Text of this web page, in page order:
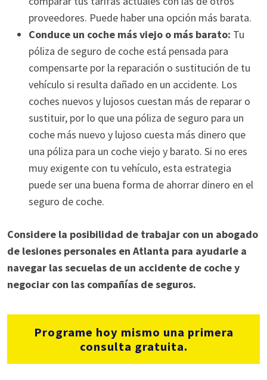
proveedores. Puede haber una opción más barata.
Conduce un coche más viejo o más barato: Tu
póliza de seguro de coche está pensada para
compensarte por la reparación o sustitución de tu
vehículo si resulta dañado en un accidente. Los
coches nuevos y lujosos cuestan más de reparar o
sustituir, por lo que una póliza de seguro para un
coche más nuevo y lujoso cuesta más dinero que
una póliza para un coche viejo y barato. Si no eres
muy exigente con tu vehículo, esta estrategia
puede ser una buena forma de ahorrar dinero en el
seguro de coche.
Considere la posibilidad de trabajar con un abogado
de lesiones personales en Atlanta para ayudarle a
navegar las secuelas de un accidente de coche y
negociar con las compañías de seguros.
Programe hoy mismo una primera
consulta gratuita.